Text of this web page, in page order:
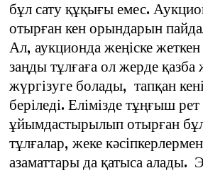
бұл сату құқығы емес.
отырған кен орындарын
Ал, аукционда жеңіске
заңды тұлғаға ол жерде
жүргізуге болады, тапқан
беріледі. Елімізде тұңғыш рет
ұйымдастырылып отырған
тұлғалар, жеке
азаматтары да қатыса алады.